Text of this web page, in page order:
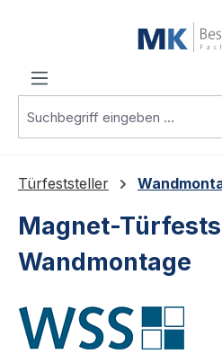
Türfeststeller
Magnet-
Wandmontage